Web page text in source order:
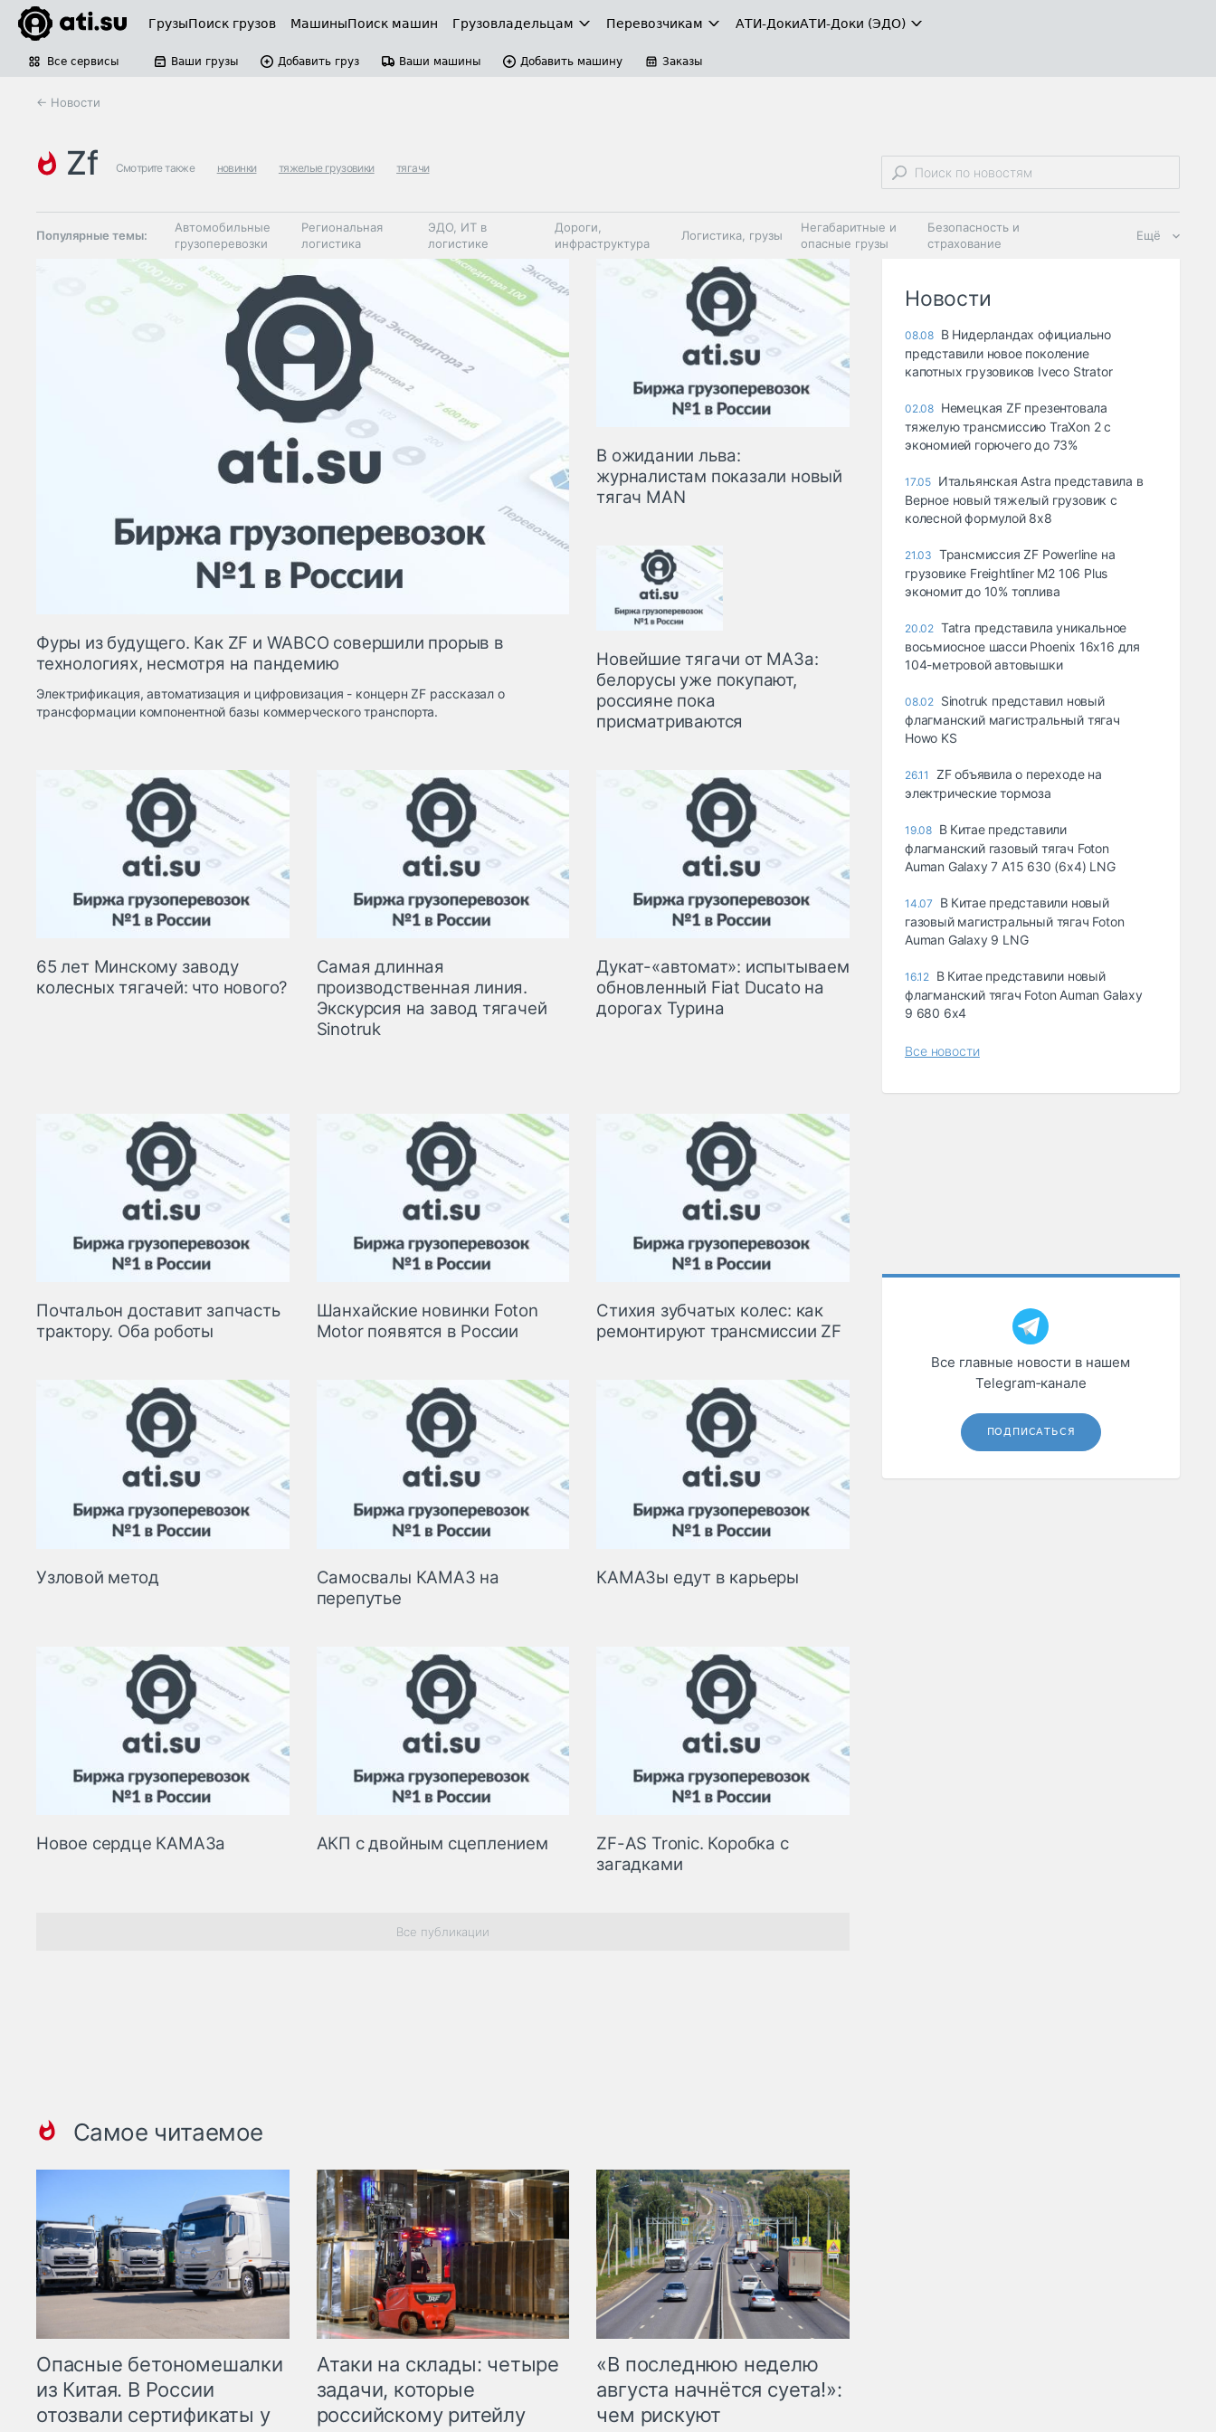
ГрузыПоиск грузов МашиныПоиск машин Грузовладельцам Перевозчикам АТИ-ДокиАТИ-Доки (ЭДО)
Все сервисы Ваши грузы Добавить груз Ваши машины Добавить машину Заказы
← Новости
zf Смотрите также новинки тяжелые грузовики тягачи
Популярные темы:
Автомобильные
грузоперевозки
Региональная
логистика
ЭДО, ИТ в
логистике
Дороги,
инфраструктура
Логистика, грузы
Негабаритные и
опасные грузы
Безопасность и
страхование
Таможня и ВЭД
грузовые
терминалы
Коммерческий
транспорт
Спецтехника
Автосервис,
запчасти, шины
Топливо, масла и
автохимия
Ещё
Фуры из будущего. Как ZF и WABCO совершили прорыв в
технологиях, несмотря на пандемию
Электрификация, автоматизация и цифровизация - концерн ZF рассказал о
трансформации компонентной базы коммерческого транспорта.
В ожидании льва:
журналистам показали новый
тягач MAN
Новейшие тягачи от МАЗа:
белорусы уже покупают,
россияне пока
присматриваются
65 лет Минскому заводу
колесных тягачей: что нового?
Самая длинная
производственная линия.
Экскурсия на завод тягачей
Sinotruk
Дукат-«автомат»: испытываем
обновленный Fiat Ducato на
дорогах Турина
Почтальон доставит запчасть
трактору. Оба роботы
Шанхайские новинки Foton
Motor появятся в России
Стихия зубчатых колес: как
ремонтируют трансмиссии ZF
Узловой метод
Самосвалы КАМАЗ на
перепутье
КАМАЗы едут в карьеры
Новое сердце КАМАЗа АКП с двойным сцеплением
ZF-AS Tronic. Коробка с
загадками
Все публикации
Самое читаемое
Опасные бетономешалки
из Китая. В России
отозвали сертификаты у
Атаки на склады: четыре
задачи, которые
российскому ритейлу
«В последнюю неделю
августа начнётся суета!»:
чем рискуют
Новости
08.08 В Нидерландах официально
представили новое поколение
капотных грузовиков Iveco Strator
02.08 Немецкая ZF презентовала
тяжелую трансмиссию TraXon 2 с
экономией горючего до 73%
17.05 Итальянская Astra представила в
Верное новый тяжелый грузовик с
колесной формулой 8x8
21.03 Трансмиссия ZF Powerline на
грузовике Freightliner M2 106 Plus
экономит до 10% топлива
20.02 Tatra представила уникальное
восьмиосное шасси Phoenix 16x16 для
104-метровой автовышки
08.02 Sinotruk представил новый
флагманский магистральный тягач
Howo KS
26.11
ZF объявила о переходе на
электрические тормоза
19.08 В Китае представили
флагманский газовый тягач Foton
Auman Galaxy 7 A15 630 (6x4) LNG
14.07
В Китае представили новый
газовый магистральный тягач Foton
Auman Galaxy 9 LNG
16.12 В Китае представили новый
флагманский тягач Foton Auman Galaxy
9 680 6x4
Все новости
Все главные новости в нашем
Telegram‑канале
ПОДПИСАТЬСЯ